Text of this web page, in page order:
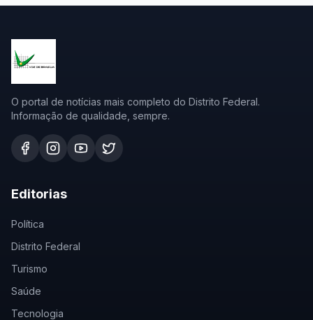
O portal de notícias mais completo do Distrito Federal.
Informação de qualidade, sempre.
Editorias
Política
Distrito Federal
Turismo
Saúde
Tecnologia